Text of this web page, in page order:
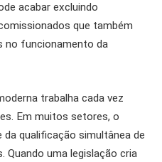
acabar excluindo
que também
no funcionamento da
trabalha cada vez
Em muitos setores, o
qualificação simultânea de
Quando uma legislação cria